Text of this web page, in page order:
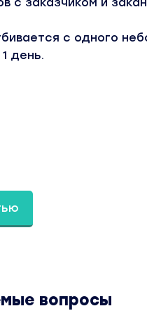
с одного
день.
вопросы